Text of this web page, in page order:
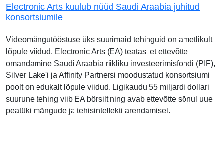
Electronic Arts kuulub nüüd Saudi Araabia juhitud
konsortsiumile
Videomängutööstuse üks suurimaid tehinguid on ametlikult
lõpule viidud. Electronic Arts (EA) teatas, et ettevõtte
omandamine Saudi Araabia riikliku investeerimisfondi (PIF),
Silver Lake'i ja Affinity Partnersi moodustatud konsortsiumi
poolt on edukalt lõpule viidud. Ligikaudu 55 miljardi dollari
suurune tehing viib EA börsilt ning avab ettevõtte sõnul uue
peatüki mängude ja tehisintellekti arendamisel.